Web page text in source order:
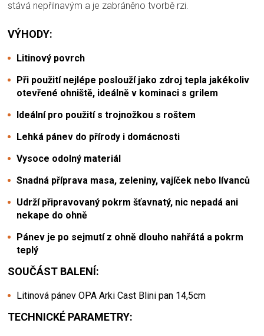
stává nepřilnavým a je zabráněno tvorbě rzi.
VÝHODY:
Litinový povrch
Při použití nejlépe poslouží jako zdroj tepla jakékoliv
otevřené ohniště, ideálně v kominaci s grilem
Ideální pro použití s trojnožkou s roštem
Lehká pánev do přírody i domácnosti
Vysoce odolný materiál
Snadná příprava masa, zeleniny, vajíček nebo lívanců
Udrží připravovaný pokrm šťavnatý, nic nepadá ani
nekape do ohně
Pánev je po sejmutí z ohně dlouho nahřátá a pokrm
teplý
SOUČÁST BALENÍ:
Litinová pánev OPA Arki Cast Blini pan 14,5cm
TECHNICKÉ PARAMETRY: